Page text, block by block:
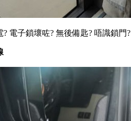
? 電子鎖壞咗? 無後備匙? 唔識鎖門?